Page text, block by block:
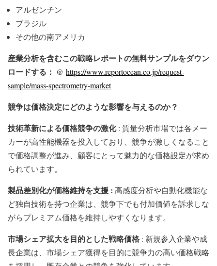
アルゼンチン
ブラジル
その他の南アメリカ
産業分析を含むこの戦略レポートの無料サンプルをダウン
ロードする： @ https://www.reportocean.co.jp/request-
sample/mass-spectrometry-market
競争は価格決定にどのような影響を与えるのか？
技術革新による価格競争の激化: 質量分析市場では各メー
カーが高性能機器を投入しており、競争が激しくなること
で価格調整が進み、顧客にとって魅力的な価格設定が求め
られています。
製品差別化が価格維持を支援 : 高感度分析や自動化機能な
ど独自技術を持つ企業は、競争下でも付加価値を訴求しな
がらプレミアム価格を維持しやすくなります。
市場シェア拡大を目的とした戦略価格 : 新規参入企業や成
長企業は、市場シェア獲得を目的に競争力の高い価格戦略